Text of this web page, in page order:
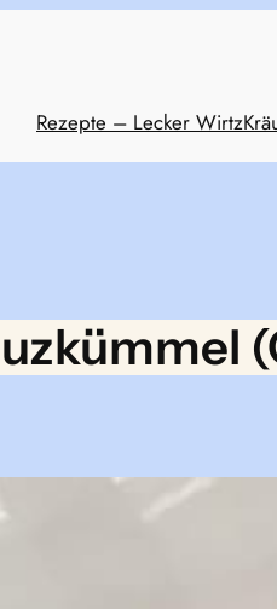
Rezepte – Lecker Wirtz